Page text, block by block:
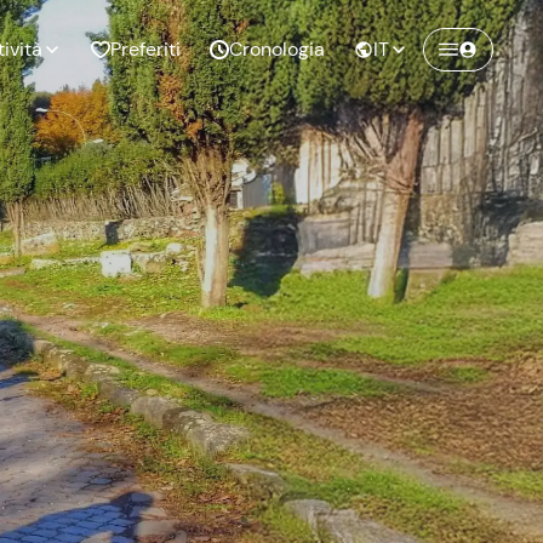
di
Compleanno
al
Addio al
nubilato
Preferiti Cronologia IT
Crea un account Freedome
Unisciti a una community di avventurieri
come te e colleziona ricordi indimenticabili!
Continua con l'email